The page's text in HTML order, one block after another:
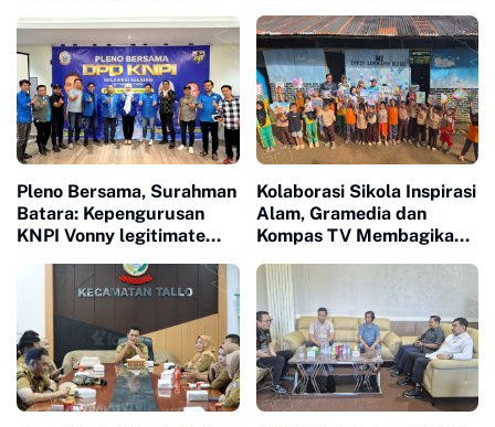
Pleno Bersama, Surahman
Batara: Kepengurusan
KNPI Vonny legitimate
Kolaborasi Sikola Inspirasi
Alam, Gramedia dan
Kompas TV Membagikan